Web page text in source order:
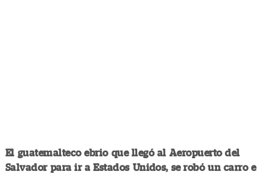
El guatemalteco ebrio que llegó al Aeropuerto del
Salvador para ir a Estados Unidos, se robó un carro e